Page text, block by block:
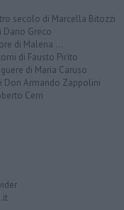
secolo di Marcella Bitozzi
Dario Greco
di Malena ...
di Fausto Pirìto
di Maria Caruso
Don Armando Zappolini
Cerri